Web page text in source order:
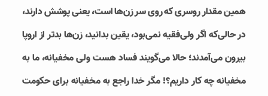
همین مقدار روسری که روی سر زن‌ها است، یعنی پوشش دارند،
در حالی‌که اگر ولی‌فقیه نمی‌بود، یقین بدانید، زن‌ها بدتر از اروپا
بیرون می‌آمدند؛ حالا می‌گویند فساد هست ولی مخفیانه، ما به
مخفیانه چه کار داریم؟! مگر خدا راجع به مخفیانه برای حکومت